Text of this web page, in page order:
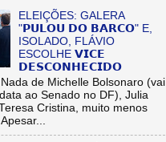
ELEIÇÕES: GALERA
"𝗣𝗨𝗟𝗢𝗨 𝗗𝗢 𝗕𝗔𝗥𝗖𝗢" E,
ISOLADO, FLÁVIO
ESCOLHE 𝗩𝗜𝗖𝗘
𝗗𝗘𝗦𝗖𝗢𝗡𝗛𝗘𝗖𝗜𝗗𝗢
Michelle Bolsonaro (vai
ao Senado no DF), Julia
Cristina, muito menos